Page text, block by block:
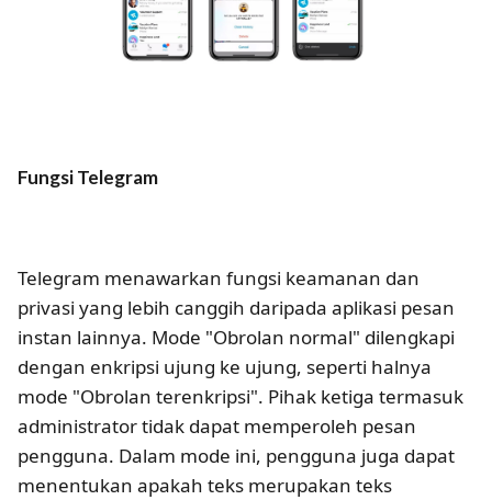
Fungsi Telegram
Telegram menawarkan fungsi keamanan dan
privasi yang lebih canggih daripada aplikasi pesan
instan lainnya. Mode "Obrolan normal" dilengkapi
dengan enkripsi ujung ke ujung, seperti halnya
mode "Obrolan terenkripsi". Pihak ketiga termasuk
administrator tidak dapat memperoleh pesan
pengguna. Dalam mode ini, pengguna juga dapat
menentukan apakah teks merupakan teks